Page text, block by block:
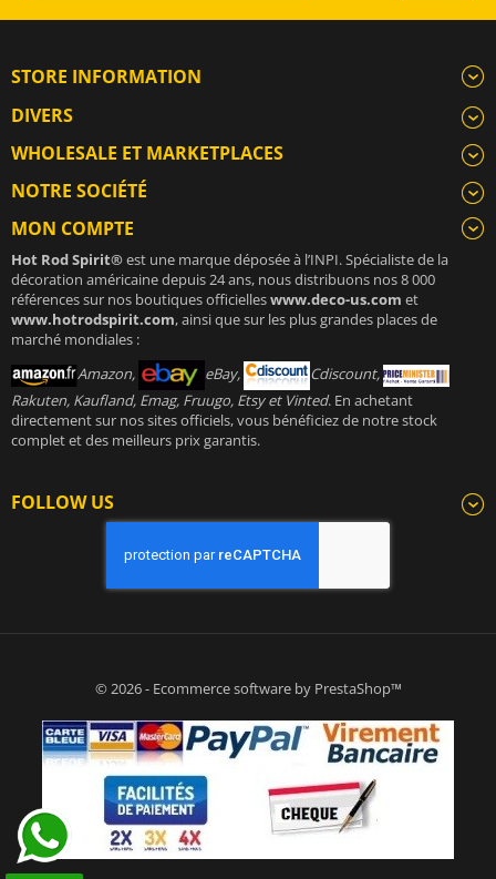
STORE INFORMATION
DIVERS
WHOLESALE ET MARKETPLACES
NOTRE SOCIÉTÉ
MON COMPTE
Hot Rod Spirit®est une marque déposée à l’INPI. Spécialiste de la
décoration américaine depuis 24 ans, nous distribuons nos 8 000
références sur nos boutiques officielleswww.deco-us.com et
www.hotrodspirit.com, ainsi que sur les plus grandes places de
marché mondiales :
Amazon,
eBay,
Cdiscount,
Rakuten, Kaufland, Emag, Fruugo, Etsy et Vinted. En achetant
directement sur nos sites officiels, vous bénéficiez de notre stock
complet et des meilleurs prix garantis.
FOLLOW US
© 2026 - Ecommerce software by PrestaShop™